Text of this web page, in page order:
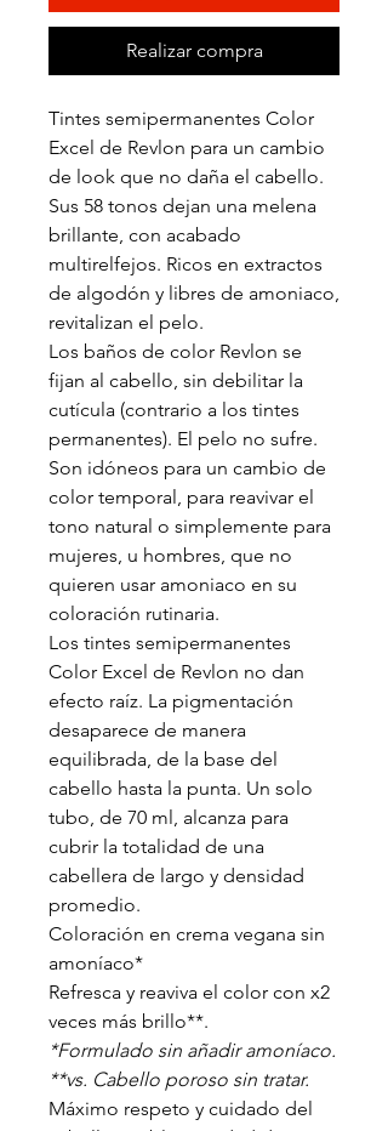
Realizar compra
Tintes semipermanentes Color
Excel de Revlon para un cambio
de look que no daña el cabello.
Sus 58 tonos dejan una melena
brillante, con acabado
multirelfejos. Ricos en extractos
de algodón y libres de amoniaco,
revitalizan el pelo.
Los baños de color Revlon se
fijan al cabello, sin debilitar la
cutícula (contrario a los tintes
permanentes). El pelo no sufre.
Son idóneos para un cambio de
color temporal, para reavivar el
tono natural o simplemente para
mujeres, u hombres, que no
quieren usar amoniaco en su
coloración rutinaria.
Los tintes semipermanentes
Color Excel de Revlon no dan
efecto raíz. La pigmentación
desaparece de manera
equilibrada, de la base del
cabello hasta la punta. Un solo
tubo, de 70 ml, alcanza para
cubrir la totalidad de una
cabellera de largo y densidad
promedio.
Coloración en crema vegana sin
amoníaco*
Refresca y reaviva el color con x2
veces más brillo**.
*Formulado sin añadir amoníaco.
**vs. Cabello poroso sin tratar.
Máximo respeto y cuidado del